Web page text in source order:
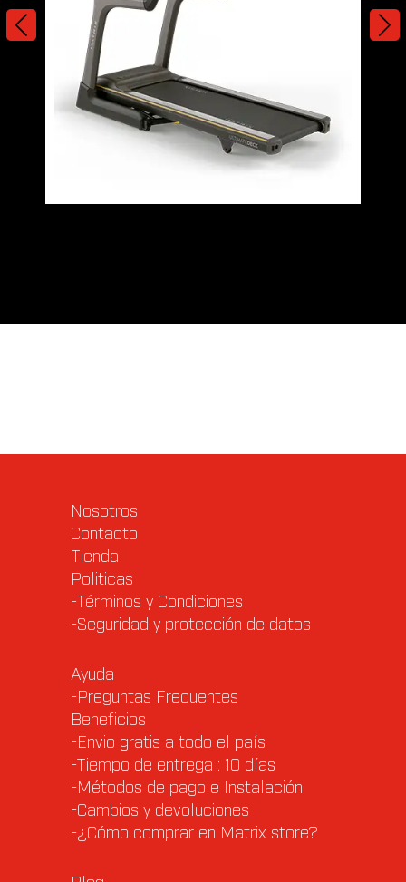
Nosotros
Contacto
Tienda
Politicas
-Términos y Condiciones
-Seguridad y protección de datos
Ayuda
-Preguntas Frecuentes
Beneficios
-Envio gratis a todo el país
-Tiempo de entrega : 10 días
-Métodos de pago e Instalación
-Cambios y devoluciones
-¿Cómo comprar en Matrix store?